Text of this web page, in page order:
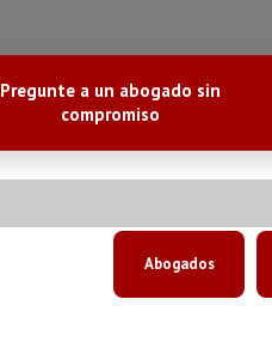
Pregunte a un abogado sin
compromiso
Abogados